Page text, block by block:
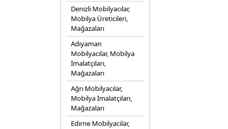
Denizli Mobilyacılar,
Mobilya Üreticileri,
Mağazaları
Adıyaman
Mobilyacılar, Mobilya
İmalatçıları,
Mağazaları
Ağrı Mobilyacılar,
Mobilya İmalatçıları,
Mağazaları
Edirne Mobilyacilar,